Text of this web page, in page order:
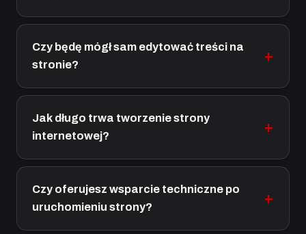
Czy będę mógł sam edytować treści na
stronie?
Jak długo trwa tworzenie strony
internetowej?
Czy oferujesz wsparcie techniczne po
uruchomieniu strony?